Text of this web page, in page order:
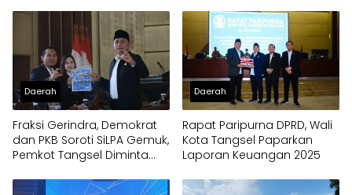
Daerah
Fraksi Gerindra, Demokrat
dan PKB Soroti SiLPA Gemuk,
Pemkot Tangsel Diminta
Daerah
Rapat Paripurna DPRD, Wali
Kota Tangsel Paparkan
Laporan Keuangan 2025